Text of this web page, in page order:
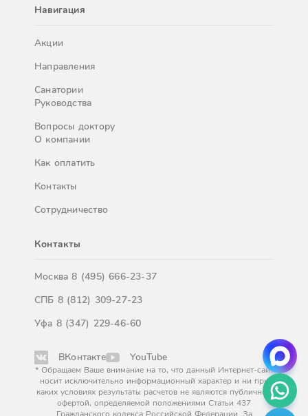
Навигация
Акции
Направления
Санатории
Руководства
Вопросы доктору
О компании
Как оплатить
Контакты
Сотрудничество
Контакты
Москва8 (495) 666-23-37
СПБ 8 (812) 309-27-23
Уфа 8 (347) 229-46-60
ВКонтакте YouTube
* Обращаем Ваше внимание на то, что данный Интернет-сайт
носит исключительно информационный характер и ни при
каких условиях результаты расчетов не являются публичной
офертой, определяемой положениями Статьи 437